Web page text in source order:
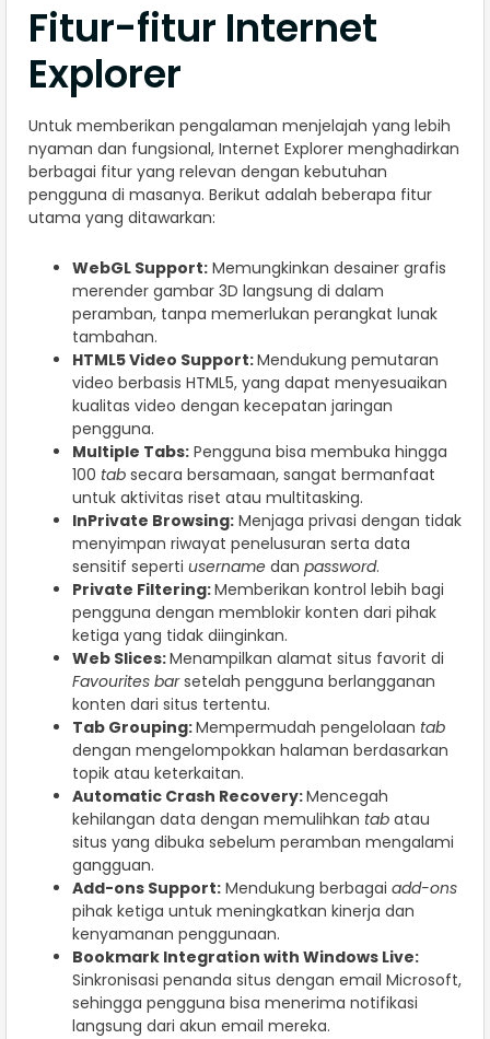
Fitur-fitur Internet
Explorer
Untuk memberikan pengalaman menjelajah yang lebih
nyaman dan fungsional, Internet Explorer menghadirkan
berbagai fitur yang relevan dengan kebutuhan
pengguna di masanya. Berikut adalah beberapa fitur
utama yang ditawarkan:
WebGL Support: Memungkinkan desainer grafis
merender gambar 3D langsung di dalam
peramban, tanpa memerlukan perangkat lunak
tambahan.
HTML5 Video Support:Mendukung pemutaran
video berbasis HTML5, yang dapat menyesuaikan
kualitas video dengan kecepatan jaringan
pengguna.
Multiple Tabs: Pengguna bisa membuka hingga
100 tab secara bersamaan, sangat bermanfaat
untuk aktivitas riset atau multitasking.
InPrivate Browsing: Menjaga privasi dengan tidak
menyimpan riwayat penelusuran serta data
sensitif seperti username dan password.
Private Filtering:Memberikan kontrol lebih bagi
pengguna dengan memblokir konten dari pihak
ketiga yang tidak diinginkan.
Web Slices:Menampilkan alamat situs favorit di
Favourites barsetelah pengguna berlangganan
konten dari situs tertentu.
Tab Grouping:Mempermudah pengelolaan tab
dengan mengelompokkan halaman berdasarkan
topik atau keterkaitan.
Automatic Crash Recovery:Mencegah
kehilangan data dengan memulihkan tab atau
situs yang dibuka sebelum peramban mengalami
gangguan.
Add-ons Support: Mendukung berbagai add-ons
pihak ketiga untuk meningkatkan kinerja dan
kenyamanan penggunaan.
Bookmark Integration with Windows Live:
Sinkronisasi penanda situs dengan email Microsoft,
sehingga pengguna bisa menerima notifikasi
langsung dari akun email mereka.